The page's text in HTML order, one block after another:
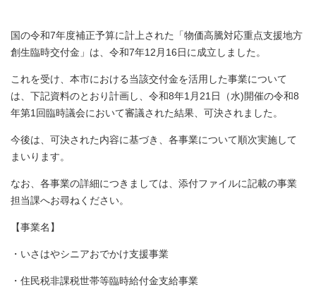
国の令和7年度補正予算に計上された「物価高騰対応重点支援地方
創生臨時交付金」は、令和7年12月16日に成立しました。
これを受け、本市における当該交付金を活用した事業について
は、下記資料のとおり計画し、令和8年1月21日（水)開催の令和8
年第1回臨時議会において審議された結果、可決されました。
今後は、可決された内容に基づき、各事業について順次実施して
まいります。
なお、各事業の詳細につきましては、添付ファイルに記載の事業
担当課へお尋ねください。
【事業名】
・いさはやシニアおでかけ支援事業
・住民税非課税世帯等臨時給付金支給事業